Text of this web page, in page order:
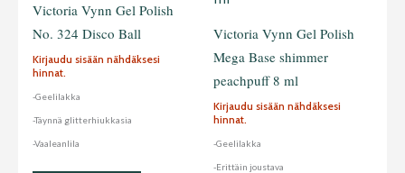
Victoria Vynn Gel Polish
No. 324 Disco Ball
Kirjaudu sisään nähdäksesi
hinnat.
-Geelilakka
-Täynnä glitterhiukkasia
-Vaaleanlila
Victoria Vynn Gel Polish
Mega Base shimmer
peachpuff 8 ml
Kirjaudu sisään nähdäksesi
hinnat.
-Geelilakka
-Erittäin joustava